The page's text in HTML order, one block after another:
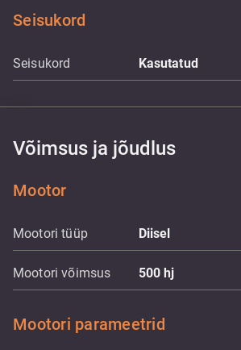
Seisukord
Seisukord Kasutatud
Võimsus ja jõudlus
Mootor
Mootori tüüp Diisel
Mootori võimsus 500hj
Mootori parameetrid